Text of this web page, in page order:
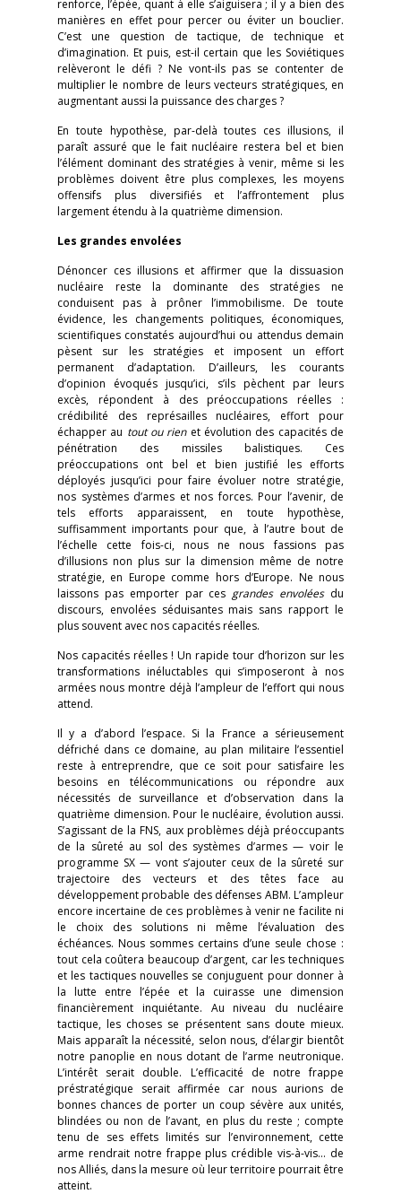
renforce, l’épée, quant à elle s’aiguisera ; il y a bien des
manières en effet pour percer ou éviter un bouclier.
C’est une question de tactique, de technique et
d’imagination. Et puis, est-il certain que les Soviétiques
relèveront le défi ? Ne vont-ils pas se contenter de
multiplier le nombre de leurs vecteurs stratégiques, en
augmentant aussi la puissance des charges ?
En toute hypothèse, par-delà toutes ces illusions, il
paraît assuré que le fait nucléaire restera bel et bien
l’élément dominant des stratégies à venir, même si les
problèmes doivent être plus complexes, les moyens
offensifs plus diversifiés et l’affrontement plus
largement étendu à la quatrième dimension.
Les grandes envolées
Dénoncer ces illusions et affirmer que la dissuasion
nucléaire reste la dominante des stratégies ne
conduisent pas à prôner l’immobilisme. De toute
évidence, les changements politiques, économiques,
scientifiques constatés aujourd’hui ou attendus demain
pèsent sur les stratégies et imposent un effort
permanent d’adaptation. D’ailleurs, les courants
d’opinion évoqués jusqu’ici, s’ils pèchent par leurs
excès, répondent à des préoccupations réelles :
crédibilité des représailles nucléaires, effort pour
échapper au tout ou rien et évolution des capacités de
pénétration des missiles balistiques. Ces
préoccupations ont bel et bien justifié les efforts
déployés jusqu’ici pour faire évoluer notre stratégie,
nos systèmes d’armes et nos forces. Pour l’avenir, de
tels efforts apparaissent, en toute hypothèse,
suffisamment importants pour que, à l’autre bout de
l’échelle cette fois-ci, nous ne nous fassions pas
d’illusions non plus sur la dimension même de notre
stratégie, en Europe comme hors d’Europe. Ne nous
laissons pas emporter par ces grandes envolées du
discours, envolées séduisantes mais sans rapport le
plus souvent avec nos capacités réelles.
Nos capacités réelles ! Un rapide tour d’horizon sur les
transformations inéluctables qui s’imposeront à nos
armées nous montre déjà l’ampleur de l’effort qui nous
attend.
Il y a d’abord l’espace. Si la France a sérieusement
défriché dans ce domaine, au plan militaire l’essentiel
reste à entreprendre, que ce soit pour satisfaire les
besoins en télécommunications ou répondre aux
nécessités de surveillance et d’observation dans la
quatrième dimension. Pour le nucléaire, évolution aussi.
S’agissant de la FNS, aux problèmes déjà préoccupants
de la sûreté au sol des systèmes d’armes — voir le
programme SX — vont s’ajouter ceux de la sûreté sur
trajectoire des vecteurs et des têtes face au
développement probable des défenses ABM. L’ampleur
encore incertaine de ces problèmes à venir ne facilite ni
le choix des solutions ni même l’évaluation des
échéances. Nous sommes certains d’une seule chose :
tout cela coûtera beaucoup d’argent, car les techniques
et les tactiques nouvelles se conjuguent pour donner à
la lutte entre l’épée et la cuirasse une dimension
financièrement inquiétante. Au niveau du nucléaire
tactique, les choses se présentent sans doute mieux.
Mais apparaît la nécessité, selon nous, d’élargir bientôt
notre panoplie en nous dotant de l’arme neutronique.
L’intérêt serait double. L’efficacité de notre frappe
préstratégique serait affirmée car nous aurions de
bonnes chances de porter un coup sévère aux unités,
blindées ou non de l’avant, en plus du reste ; compte
tenu de ses effets limités sur l’environnement, cette
arme rendrait notre frappe plus crédible vis-à-vis… de
nos Alliés, dans la mesure où leur territoire pourrait être
atteint.